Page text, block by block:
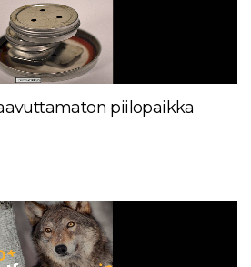
piilopaikka